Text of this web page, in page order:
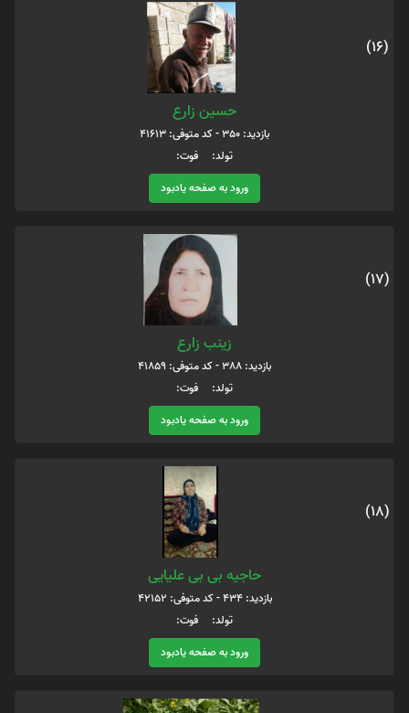
(16)
حسین زارع
بازدید: 350 - کد متوفی: 41613
تولد: فوت:
ورود به صفحه یادبود
(17)
زینب زارع
بازدید: 388 - کد متوفی: 41859
تولد: فوت:
ورود به صفحه یادبود
(18)
حاجیه بی بی علیایی
بازدید: 434 - کد متوفی: 42152
تولد: فوت:
ورود به صفحه یادبود